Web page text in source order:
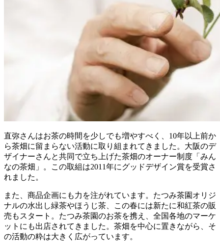
直弥さんはお茶の時間を少しでも増やすべく、10年以上前か
ら茶畑に留まらない活動に取り組まれてきました。大阪のデ
ザイナーさんと共同で立ち上げた茶畑のオーナー制度「みん
なの茶畑」。この取組は2011年にグッドデザイン賞を受賞さ
れました。
また、商品企画にも力を注がれています。たつみ茶園オリジ
ナルの水出し緑茶やほうじ茶、この春には新たに和紅茶の販
売もスタート。たつみ茶園のお茶を携え、全国各地のマーケ
ットにも出店されてきました。茶畑を中心に置きながら、そ
の活動の粋は大きく広がっています。